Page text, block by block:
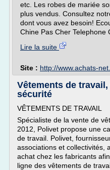
etc. Les robes de mariée
plus vendus. Consultez
dont vous avez besoin!
Chine Pas Cher Telephone
Lire la suite
Site : http://www.achats-
Vêtements de
sécurité
VÊTEMENTS DE TRAVAIL
Spécialiste de la vente de
2012, Polivet propose une
de travail. Polivet,
associations et collectivités,
achat chez les fabricants
ligne des vêtements de